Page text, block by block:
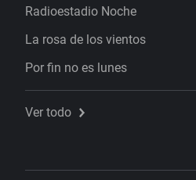
Radioestadio Noche
La rosa de los vientos
Por fin no es lunes
Ver todo